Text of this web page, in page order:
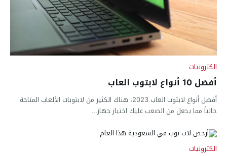
الكترونيات
أفضل 10 أنواع لابتوب العاب
أفضل أنواع لابتوب العاب 2023، هناك الكثير من لابتوبات الألعاب المتاحة
حالياً مما يجعل من الصعب عليك اختيار جهاز...
الكترونيات